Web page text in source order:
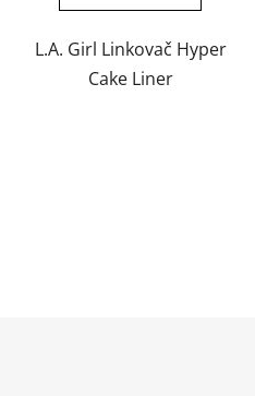
5
hvězdiček.
L.A. Girl Linkovač Hyper
Cake Liner